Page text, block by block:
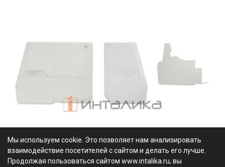
Мы используем cookie. Это позволяет нам анализировать
взаимодействие посетителей с сайтом и делать его лучше.
Продолжая пользоваться сайтом www.intalika.ru, вы